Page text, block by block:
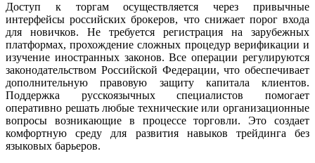
Доступ к торгам осуществляется через привычные
интерфейсы российских брокеров, что снижает порог входа
для новичков. Не требуется регистрация на зарубежных
платформах, прохождение сложных процедур верификации и
изучение иностранных законов. Все операции регулируются
законодательством Российской Федерации, что обеспечивает
дополнительную правовую защиту капитала клиентов.
Поддержка русскоязычных специалистов помогает
оперативно решать любые технические или организационные
вопросы возникающие в процессе торговли. Это создает
комфортную среду для развития навыков трейдинга без
языковых барьеров.